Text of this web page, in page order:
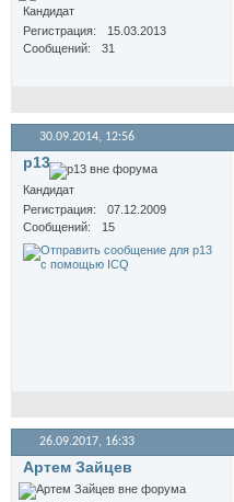
Кандидат
Регистрация
15.03.2013
Сообщений
31
30.09.2014, 12:56
p13
Кандидат
Регистрация
07.12.2009
Сообщений
15
26.09.2017, 16:33
Артем Зайцев